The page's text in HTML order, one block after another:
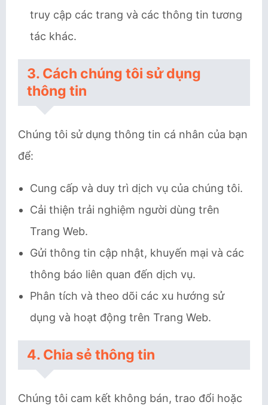
truy cập các trang và các thông tin tương
tác khác.
3. Cách chúng tôi sử dụng
thông tin
Chúng tôi sử dụng thông tin cá nhân của bạn
để:
Cung cấp và duy trì dịch vụ của chúng tôi.
Cải thiện trải nghiệm người dùng trên
Trang Web.
Gửi thông tin cập nhật, khuyến mại và các
thông báo liên quan đến dịch vụ.
Phân tích và theo dõi các xu hướng sử
dụng và hoạt động trên Trang Web.
4. Chia sẻ thông tin
Chúng tôi cam kết không bán, trao đổi hoặc